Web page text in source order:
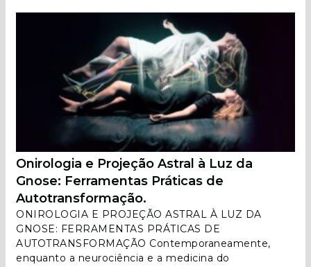
Onirologia e Projeção Astral à Luz da
Gnose: Ferramentas Práticas de
Autotransformação.
ONIROLOGIA E PROJEÇÃO ASTRAL À LUZ DA
GNOSE: FERRAMENTAS PRÁTICAS DE
AUTOTRANSFORMAÇÃO Contemporaneamente,
enquanto a neurociência e a medicina do